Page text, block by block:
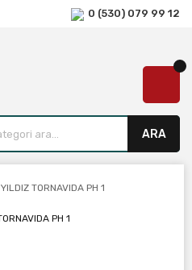
0 (530) 079 99 12
ARA
YILDIZ TORNAVIDA PH 1